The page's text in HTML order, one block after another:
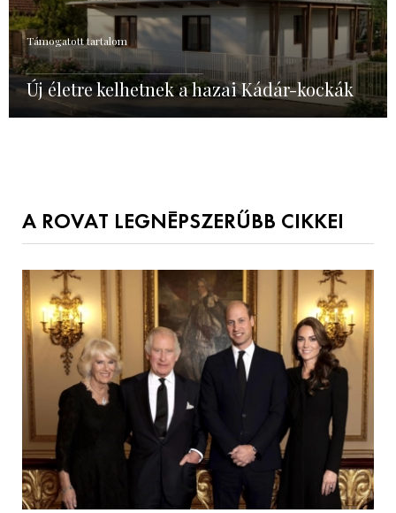
Támogatott tartalom
Új életre kelhetnek a hazai Kádár-kockák
A ROVAT LEGNÉPSZERŰBB CIKKEI